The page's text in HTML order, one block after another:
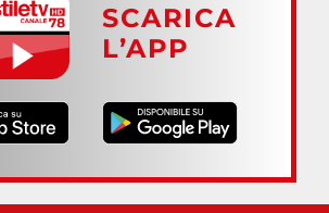
SCARICA
L’APP